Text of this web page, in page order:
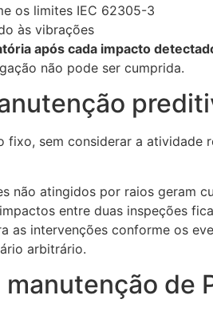
os limites IEC 62305-3
às vibrações
após cada impacto
não pode ser cumprida.
sem considerar a atividade
não atingidos por raios geram
entre duas inspeções
as intervenções conforme os
arbitrário.
de